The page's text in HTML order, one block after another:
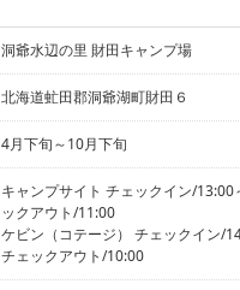
洞爺水辺の里 財田キャンプ場
北海道虻田郡洞爺湖町財田６
4月下旬～10月下旬
キャンプサイト チェックイン/13:00
ックアウト/11:00
ケビン（コテージ） チェックイン/
チェックアウト/10:00